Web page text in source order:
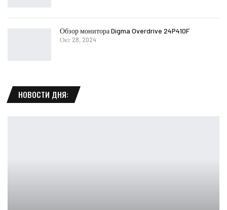
Обзор монитора Digma Overdrive 24P410F
Окт 28, 2024
НОВОСТИ ДНЯ: